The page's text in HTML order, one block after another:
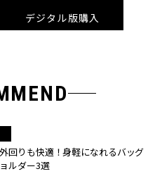
デジタル版購入
回りも快適！身軽になれるバッグ
ルダー3選